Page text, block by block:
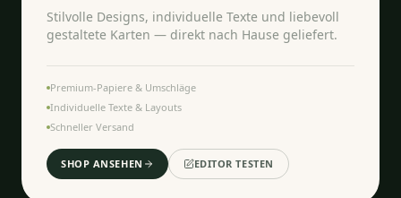
Stilvolle Designs, individuelle Texte und liebevoll
gestaltete Karten — direkt nach Hause geliefert.
Premium-Papiere & Umschläge
Individuelle Texte & Layouts
Schneller Versand
SHOP ANSEHEN EDITOR TESTEN